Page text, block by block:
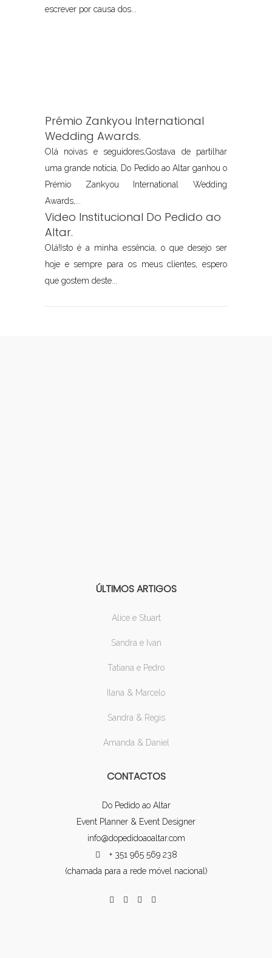
escrever por causa dos...
Prémio Zankyou International
Wedding Awards.
Olá noivas e seguidores,Gostava de partilhar
uma grande notícia, Do Pedido ao Altar ganhou o
Prémio Zankyou International Wedding
Awards,...
Video Institucional Do Pedido ao
Altar.
Olá!Isto é a minha essência, o que desejo ser
hoje e sempre para os meus clientes, espero
que gostem deste...
ÚLTIMOS ARTIGOS
Alice e Stuart
Sandra e Ivan
Tatiana e Pedro
Ilana & Marcelo
Sandra & Regis
Amanda & Daniel
CONTACTOS
Do Pedido ao Altar
Event Planner & Event Designer
info@dopedidoaoaltar.com
+ 351 965 569 238
(chamada para a rede móvel nacional)